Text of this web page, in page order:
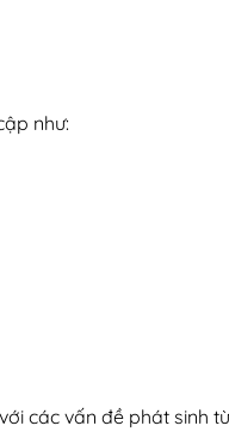
như:
các vấn đề phát sinh